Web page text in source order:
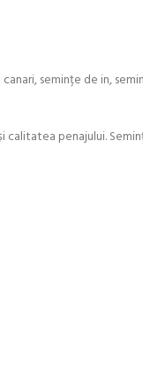
semințe de in,
penajului.